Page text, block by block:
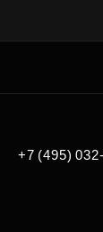
+7 (495)